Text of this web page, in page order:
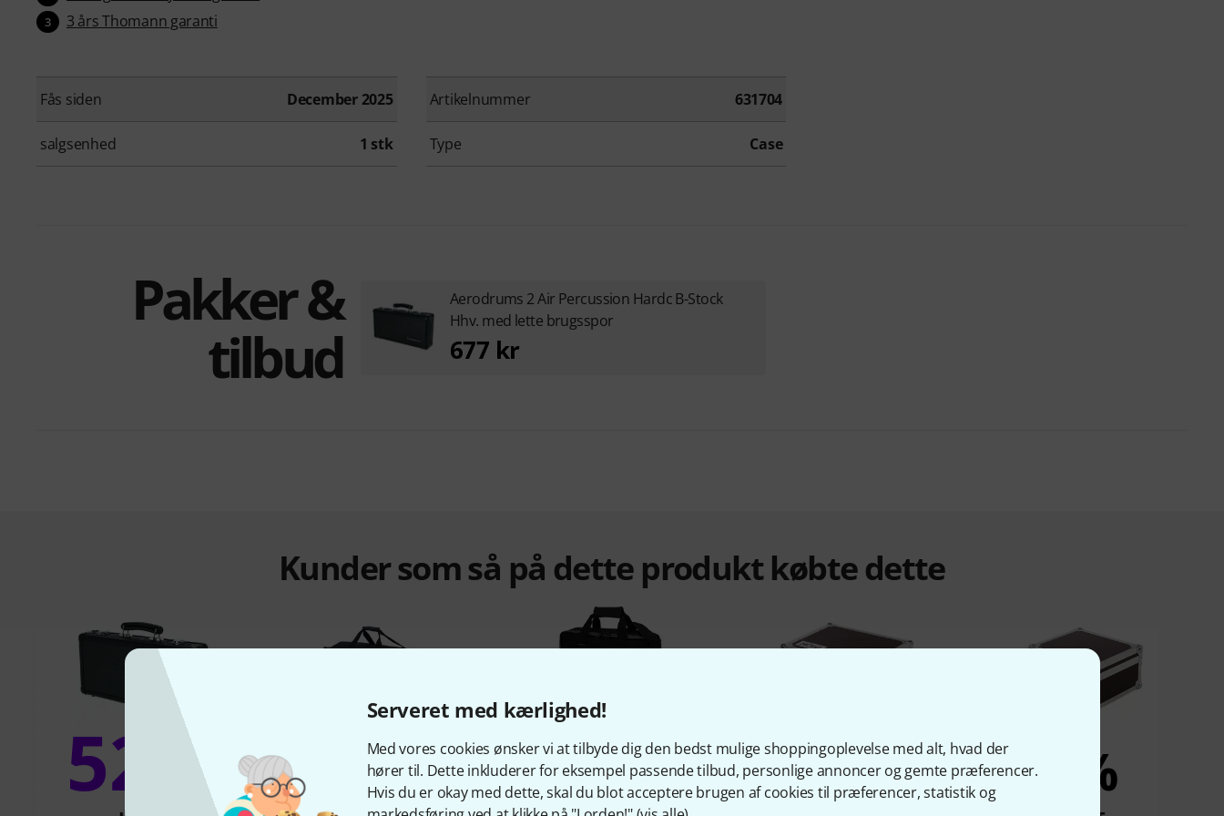
Serveret med kærlighed!
Med vores cookies ønsker vi at tilbyde dig den bedst mulige shoppingoplevelse med alt, hvad der
hører til. Dette inkluderer for eksempel passende tilbud, personlige annoncer og gemte præferencer.
Hvis du er okay med dette, skal du blot acceptere brugen af cookies til præferencer, statistik og
3 3 års Thomann garanti
Fås siden December 2025 Artikelnummer 631704
salgsenhed 1 stk Type Case
Pakker &
tilbud
Aerodrums 2 Air Percussion Hardc B-Stock
Hhv. med lette brugsspor
677 kr
Kunder som så på dette produkt købte dette
52% 30% 4% 4% 4%